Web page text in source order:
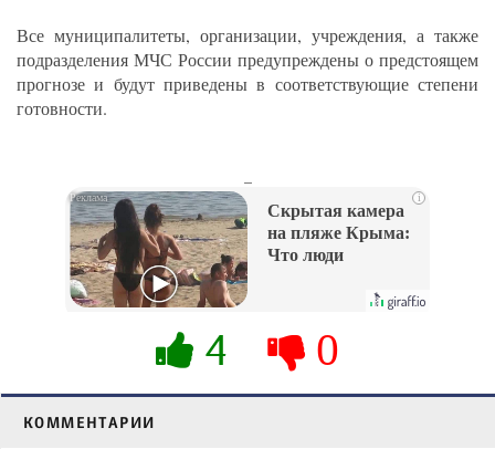
Все муниципалитеты, организации, учреждения, а также
подразделения МЧС России предупреждены о предстоящем
прогнозе и будут приведены в соответствующие степени
готовности.
i
Скрытая камера
на пляже Крыма:
Что люди
их не видят...
4 0
КОММЕНТАРИИ